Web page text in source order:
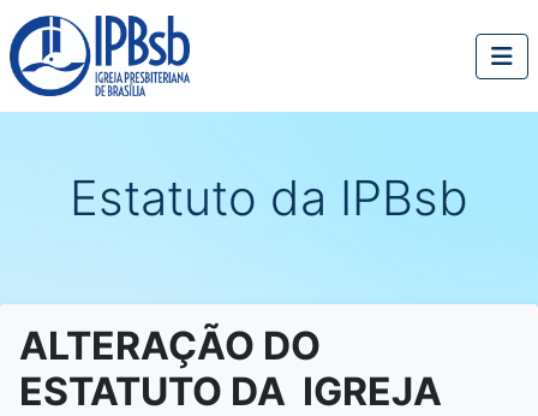
Estatuto da IPBsb
ALTERAÇÃO DO
ESTATUTO DA IGREJA